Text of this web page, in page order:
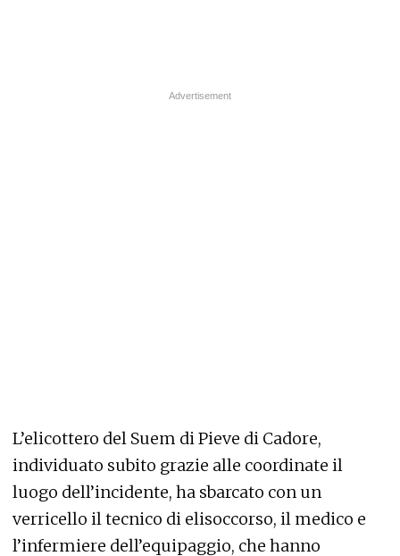
L’elicottero del Suem di Pieve di Cadore,
individuato subito grazie alle coordinate il
luogo dell’incidente, ha sbarcato con un
verricello il tecnico di elisoccorso, il medico e
l’infermiere dell’equipaggio, che hanno